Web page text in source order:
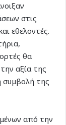
στις
εθελοντές.
θα
αξία της
συμβολή της
από την